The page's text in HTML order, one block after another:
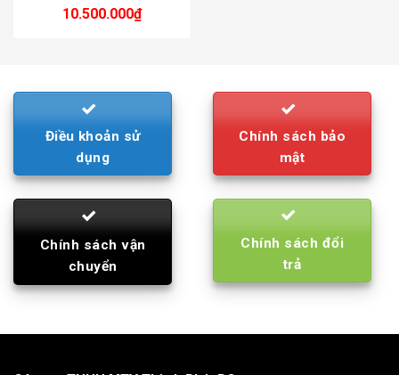
10.500.000₫
Điều khoản sử
dụng
Chính sách bảo
mật
Chính sách vận
chuyển
Chính sách đổi
trả